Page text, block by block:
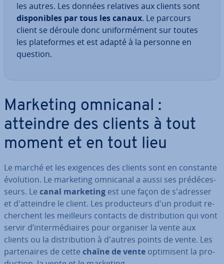
les autres. Les données relatives aux clients sont
dis­po­nibles par tous les canaux. Le parcours
client se déroule donc uni­for­mé­ment sur toutes
les pla­te­formes et est adapté à la personne en
question.
Marketing omnicanal :
atteindre des clients à tout
moment et en tout lieu
Le marché et les exigences des clients sont en constante
évolution. Le marketing omnicanal a aussi ses pré­dé­ces­
seurs. Le canal marketing est une façon de s'adres­ser
et d'at­teindre le client. Les pro­duc­teurs d'un produit re­
cherchent les meilleurs contacts de dis­tri­bu­tion qui vont
servir d’in­ter­mé­diaires pour organiser la vente aux
clients ou la dis­tri­bu­tion à d'autres points de vente. Les
par­te­naires de cette chaîne de vente op­ti­mi­sent la pro­